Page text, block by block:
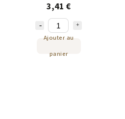
3,41 €
Ajouter au
panier